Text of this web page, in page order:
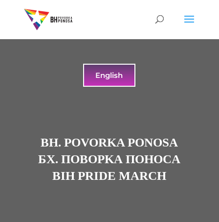
English
BH. POVORKA PONOSA
БX. ПOBOPKA ПOHOCA
BIH PRIDE MARCH